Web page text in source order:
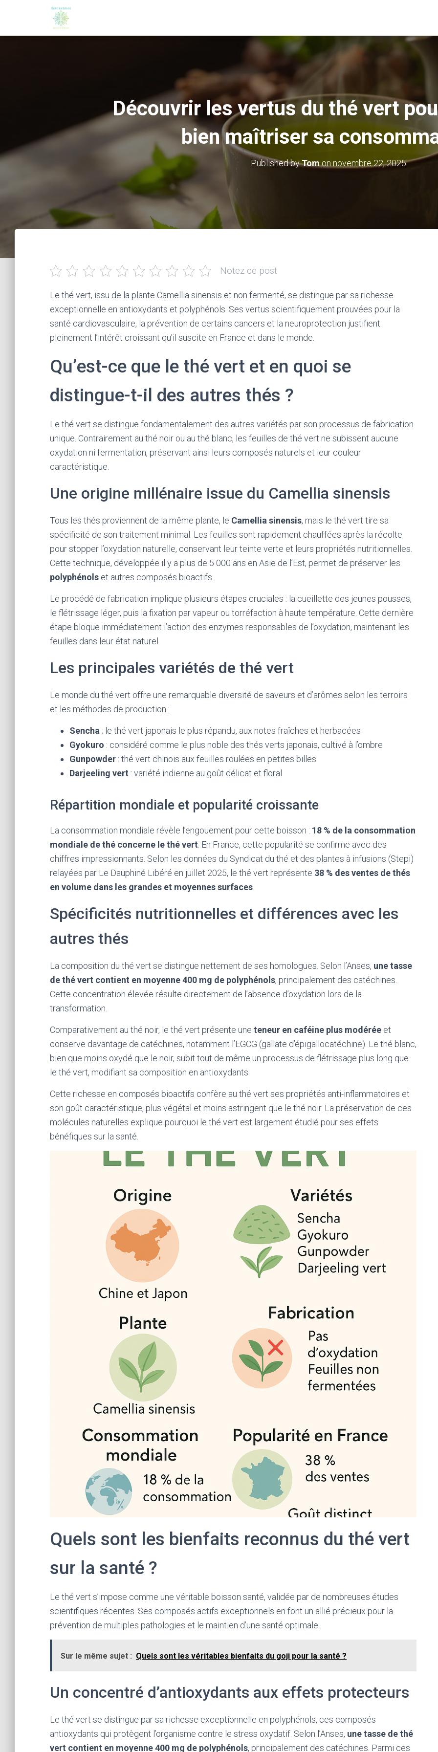
Découvrir les vertus du thé vert
bien maîtriser sa
Published byTomonnovembre 22, 2025
Notez ce post
Le thé vert, issu de la plante Camellia sinensis et non fermenté, se distingue par sa richesse
exceptionnelle en antioxydants et polyphénols. Ses vertus scientifiquement prouvées pour la
santé cardiovasculaire, la prévention de certains cancers et la neuroprotection justifient
pleinement l’intérêt croissant qu’il suscite en France et dans le monde.
Qu’est-ce que le thé vert et en quoi se
distingue-t-il des autres thés ?
Le thé vert se distingue fondamentalement des autres variétés par son processus de fabrication
unique. Contrairement au thé noir ou au thé blanc, les feuilles de thé vert ne subissent aucune
oxydation ni fermentation, préservant ainsi leurs composés naturels et leur couleur
caractéristique.
Une origine millénaire issue du Camellia sinensis
Tous les thés proviennent de la même plante, le Camellia sinensis, mais le thé vert tire sa
spécificité de son traitement minimal. Les feuilles sont rapidement chauffées après la récolte
pour stopper l’oxydation naturelle, conservant leur teinte verte et leurs propriétés nutritionnelles.
Cette technique, développée il y a plus de 5 000 ans en Asie de l’Est, permet de préserver les
polyphénols et autres composés bioactifs.
Le procédé de fabrication implique plusieurs étapes cruciales : la cueillette des jeunes pousses,
le flétrissage léger, puis la fixation par vapeur ou torréfaction à haute température. Cette dernière
étape bloque immédiatement l’action des enzymes responsables de l’oxydation, maintenant les
feuilles dans leur état naturel.
Les principales variétés de thé vert
Le monde du thé vert offre une remarquable diversité de saveurs et d’arômes selon les terroirs
et les méthodes de production :
Sencha : le thé vert japonais le plus répandu, aux notes fraîches et herbacées
Gyokuro : considéré comme le plus noble des thés verts japonais, cultivé à l’ombre
Gunpowder : thé vert chinois aux feuilles roulées en petites billes
Darjeeling vert : variété indienne au goût délicat et floral
Répartition mondiale et popularité croissante
La consommation mondiale révèle l’engouement pour cette boisson : 18 % de la consommation
mondiale de thé concerne le thé vert . En France, cette popularité se confirme avec des
chiffres impressionnants. Selon les données du Syndicat du thé et des plantes à infusions (Stepi)
relayées par Le Dauphiné Libéré en juillet 2025, le thé vert représente 38 % des ventes de thés
en volume dans les grandes et moyennes surfaces
Spécificités nutritionnelles et différences avec les
autres thés
La composition du thé vert se distingue nettement de ses homologues. Selon l’Anses, une tasse
de thé vert contient en moyenne 400 mg de polyphénols, principalement des catéchines.
Cette concentration élevée résulte directement de l’absence d’oxydation lors de la
transformation.
Comparativement au thé noir, le thé vert présente une teneur en caféine plus modérée et
conserve davantage de catéchines, notamment l’EGCG (gallate d’épigallocatéchine). Le thé blanc,
bien que moins oxydé que le noir, subit tout de même un processus de flétrissage plus long que
le thé vert, modifiant sa composition en antioxydants.
Cette richesse en composés bioactifs confère au thé vert ses propriétés anti-inflammatoires et
son goût caractéristique, plus végétal et moins astringent que le thé noir. La préservation de ces
molécules naturelles explique pourquoi le thé vert est largement étudié pour ses effets
bénéfiques sur la santé.
Quels sont les bienfaits reconnus du thé vert
sur la santé ?
Le thé vert s’impose comme une véritable boisson santé, validée par de nombreuses études
scientifiques récentes. Ses composés actifs exceptionnels en font un allié précieux pour la
prévention de multiples pathologies et le maintien d’une santé optimale.
Sur le même sujet : Quels sont les véritables bienfaits du goji pour la santé ?
Un concentré d’antioxydants aux effets protecteurs
Le thé vert se distingue par sa richesse exceptionnelle en polyphénols, ces composés
antioxydants qui protègent l’organisme contre le stress oxydatif. Selon l’Anses, une tasse de thé
vert contient en moyenne 400 mg de polyphénols, principalement des catéchines. Parmi ces